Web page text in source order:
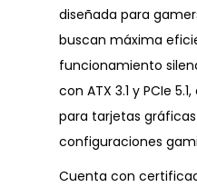
diseñada para
buscan máxima
funcionamiento
con ATX 3.1 y PCIe
para tarjetas
configuraciones
Cuenta con